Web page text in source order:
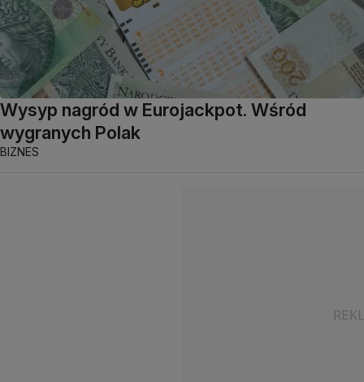
Wysyp nagród w Eurojackpot. Wśród
wygranych Polak
BIZNES